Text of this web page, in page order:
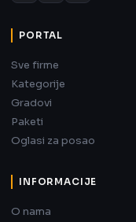
PORTAL
Sve firme
Kategorije
Gradovi
Paketi
Oglasi za posao
INFORMACIJE
O nama